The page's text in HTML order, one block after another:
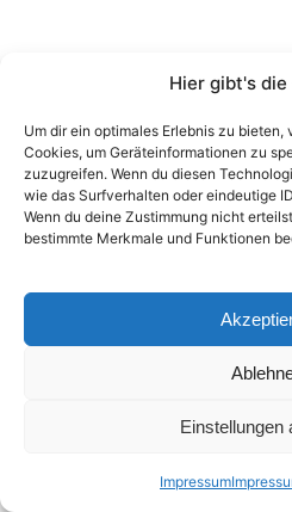
Hier gibt's die
Um dir ein optimales Erlebnis zu
Cookies, um Geräteinformationen zu
zuzugreifen. Wenn du diesen
wie das Surfverhalten oder eindeutige
Wenn du deine Zustimmung nicht
bestimmte Merkmale und Funktionen
Einstellungen
Impressum